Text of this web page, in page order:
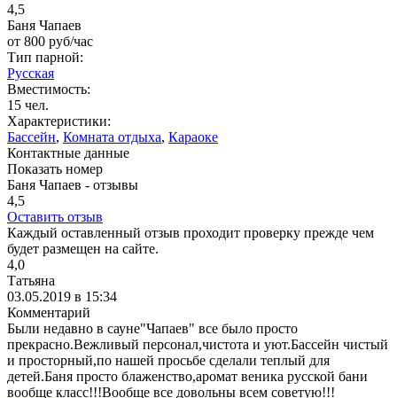
4,5
Баня Чапаев
от 800 руб/час
Тип парной:
Русская
Вместимость:
15 чел.
Характеристики:
Бассейн, Комната отдыха, Караоке
Контактные данные
Показать номер
Баня Чапаев - отзывы
4,5
Оставить отзыв
Каждый оставленный отзыв проходит проверку прежде чем
будет размещен на сайте.
4,0
Татьяна
03.05.2019 в 15:34
Комментарий
Были недавно в сауне"Чапаев" все было просто
прекрасно.Вежливый персонал,чистота и уют.Бассейн чистый
и просторный,по нашей просьбе сделали теплый для
детей.Баня просто блаженство,аромат веника русской бани
вообще класс!!!Вообще все довольны всем советую!!!